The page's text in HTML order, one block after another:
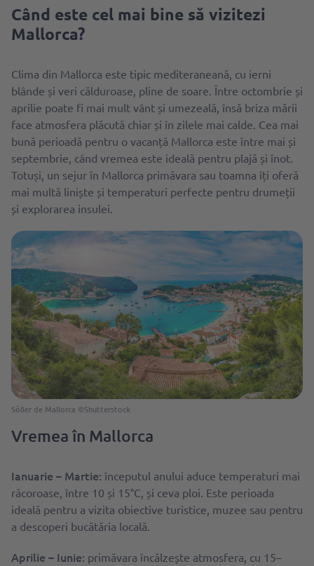
Când este cel mai bine să vizitezi
Mallorca?
Clima din Mallorca este tipic mediteraneană, cu ierni
blânde și veri călduroase, pline de soare. Între octombrie și
aprilie poate fi mai mult vânt și umezeală, însă briza mării
face atmosfera plăcută chiar și în zilele mai calde. Cea mai
bună perioadă pentru o vacanță Mallorca este între mai și
septembrie, când vremea este ideală pentru plajă și înot.
Totuși, un sejur în Mallorca primăvara sau toamna îți oferă
mai multă liniște și temperaturi perfecte pentru drumeții
și explorarea insulei.
Sóller de Mallorca ©Shutterstock
Vremea în Mallorca
Ianuarie – Martie: începutul anului aduce temperaturi mai
răcoroase, între 10 și 15°C, și ceva ploi. Este perioada
ideală pentru a vizita obiective turistice, muzee sau pentru
a descoperi bucătăria locală.
Aprilie – Iunie: primăvara încălzește atmosfera, cu 15–